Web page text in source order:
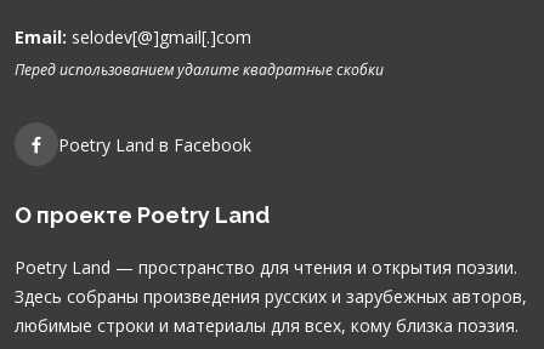
Email: selodev[@]gmail[.]com
Перед использованием удалите квадратные скобки
Poetry Land в Facebook
О проекте Poetry Land
Poetry Land — пространство для чтения и открытия поэзии.
Здесь собраны произведения русских и зарубежных авторов,
любимые строки и материалы для всех, кому близка поэзия.